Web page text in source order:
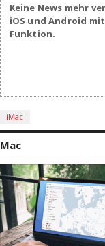
Keine News mehr
iOS und Android
Funktion.
iMac
Mac